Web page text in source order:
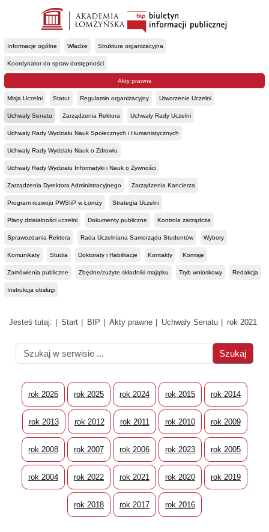
Informacje ogólne Władze Struktura organizacyjna
Koordynator do spraw dostępności
Akty prawne
Misja Uczelni Statut Regulamin organizacyjny Utworzenie Uczelni
Uchwały Senatu Zarządzenia Rektora Uchwały Rady Uczelni
Uchwały Rady Wydziału Nauk Społecznych i Humanistycznych
Uchwały Rady Wydziału Nauk o Zdrowiu
Uchwały Rady Wydziału Informatyki i Nauk o Żywności
Zarządzenia Dyrektora Administracyjnego Zarządzenia Kanclerza
Program rozwoju PWSIiP w Łomży Strategia Uczelni
Plany działalności uczelni Dokumenty publiczne Kontrola zarządcza
Sprawozdania Rektora Rada Uczelniana Samorządu Studentów Wybory
Komunikaty Studia Doktoraty i Habilitacje Kontakty Komisje
Zamówienia publiczne Zbędne/zużyte składniki majątku Tryb wnioskowy Redakcja
Instrukcja obsługi
Jesteś tutaj: Start BIP Akty prawne Uchwały Senatu rok 2021
rok 2026 rok 2025 rok 2024 rok 2015 rok 2014
rok 2013 rok 2012 rok 2011 rok 2010 rok 2009
rok 2008 rok 2007 rok 2006 rok 2023 rok 2005
rok 2004 rok 2022 rok 2021 rok 2020 rok 2019
rok 2018 rok 2017 rok 2016